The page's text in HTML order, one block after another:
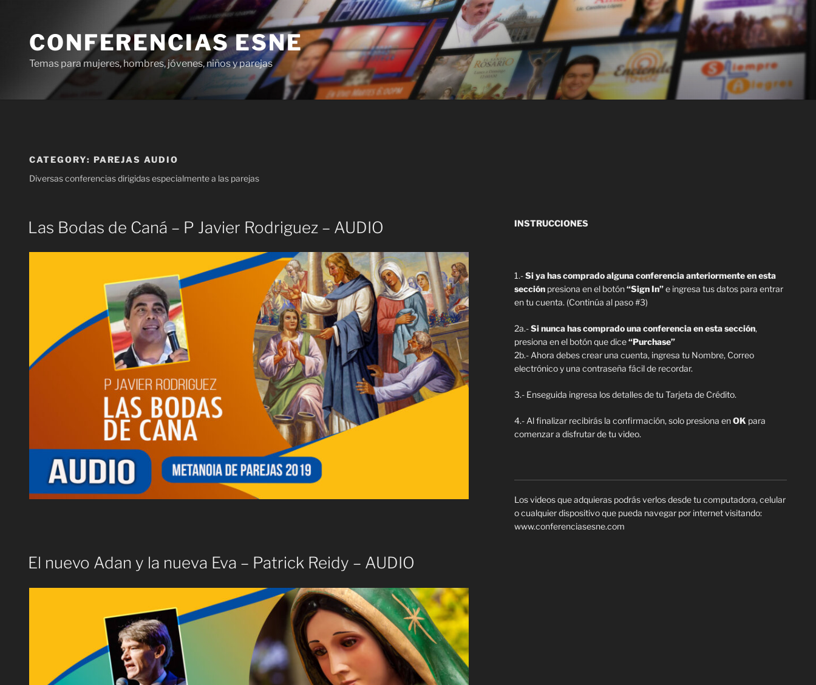
contentCONFERENCIAS ESNE
Temas para mujeres, hombres, jóvenes, niños y parejas
CATEGORY: PAREJAS AUDIO
Diversas conferencias dirigidas especialmente a las parejas
Las Bodas de Caná – P Javier Rodriguez – AUDIO
El nuevo Adan y la nueva Eva – Patrick Reidy – AUDIO
INSTRUCCIONES
1.-Si ya has comprado alguna conferencia anteriormente en esta
secciónpresiona en el botón“Sign In”e ingresa tus datos para entrar
en tu cuenta. (Continúa al paso #3)
2a.-Si nunca has comprado una conferencia en esta sección,
presiona en el botón que dice“Purchase”
2b.- Ahora debes crear una cuenta, ingresa tu Nombre, Correo
electrónico y una contraseña fácil de recordar.
3.- Enseguida ingresa los detalles de tu Tarjeta de Crédito.
4.- Al finalizar recibirás la confirmación, solo presiona enOK para
comenzar a disfrutar de tu video.
Los videos que adquieras podrás verlos desde tu computadora, celular
o cualquier dispositivo que pueda navegar por internet visitando:
www.conferenciasesne.com